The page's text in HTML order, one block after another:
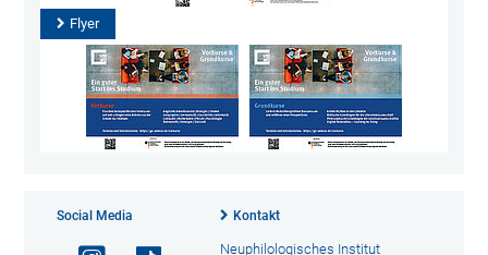
Flyer
Social Media Kontakt
Neuphilologisches Institut